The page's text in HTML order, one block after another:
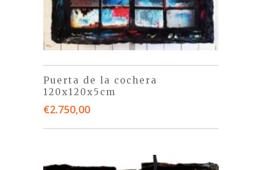
Puerta de la cochera
120x120x5cm
€2.750,00